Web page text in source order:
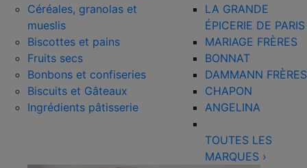
Céréales, granolas et
mueslis
Biscottes et pains
Fruits secs
Bonbons et confiseries
Biscuits et Gâteaux
Ingrédients pâtisserie
LA GRANDE
ÉPICERIE DE PARIS
MARIAGE FRÈRES
BONNAT
DAMMANN FRÈRES
CHAPON
ANGELINA
TOUTES LES
MARQUES ›